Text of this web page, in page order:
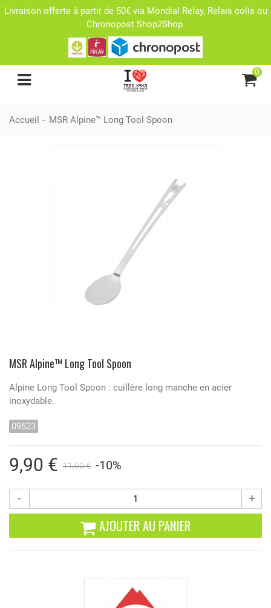
Livraison offerte à partir de 50€ via Mondial Relay, Relais colis ou
Chronopost Shop2Shop
0
Accueil - MSR Alpine™ Long Tool Spoon
MSR Alpine™ Long Tool Spoon
Alpine Long Tool Spoon : cuillère long manche en acier
inoxydable.
09523
9,90 € 11,00 € -10%
- +
AJOUTER AU PANIER